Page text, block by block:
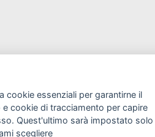
cookie essenziali per garantirne il
cookie di tracciamento per capire
Quest'ultimo sarà impostato solo
scegliere